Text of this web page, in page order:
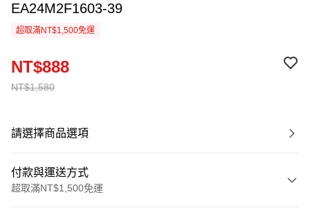
EA24M2F1603-39
超取滿NT$1,500免運
NT$1,580
NT$888
請選擇商品選項
付款與運送方式
超取滿NT$1,500免運